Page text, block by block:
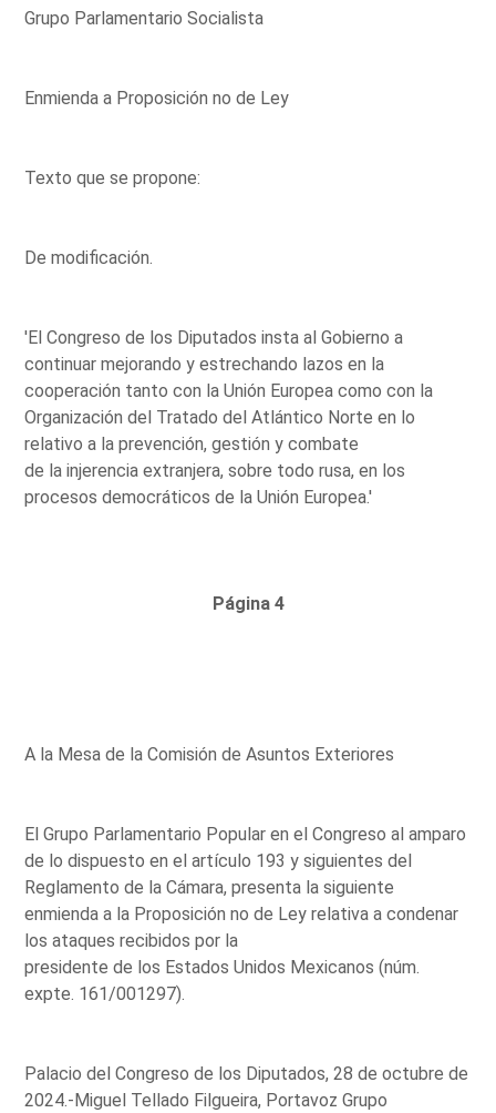
Grupo Parlamentario Socialista
Enmienda a Proposición no de Ley
Texto que se propone:
De modificación.
'El Congreso de los Diputados insta al Gobierno a
continuar mejorando y estrechando lazos en la
cooperación tanto con la Unión Europea como con la
Organización del Tratado del Atlántico Norte en lo
relativo a la prevención, gestión y combate
de la injerencia extranjera, sobre todo rusa, en los
procesos democráticos de la Unión Europea.'
Página 4
A la Mesa de la Comisión de Asuntos Exteriores
El Grupo Parlamentario Popular en el Congreso al amparo
de lo dispuesto en el artículo 193 y siguientes del
Reglamento de la Cámara, presenta la siguiente
enmienda a la Proposición no de Ley relativa a condenar
los ataques recibidos por la
presidente de los Estados Unidos Mexicanos (núm.
expte. 161/001297).
Palacio del Congreso de los Diputados, 28 de octubre de
2024.-Miguel Tellado Filgueira, Portavoz Grupo